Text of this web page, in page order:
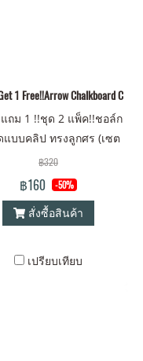
of 24 pcs.) x 2 Packs.
1 Free!!Arrow Chalkboard
ถม 1 !!ชุด 2 แพ็ค!!ชอล์ก
แบบคลิป ทรงลูกศร (เซต
4 ชิ้น) x 2 แพ็ค
฿320
฿160 -50%
สั่งซื้อสินค้า
เปรียบเทียบ